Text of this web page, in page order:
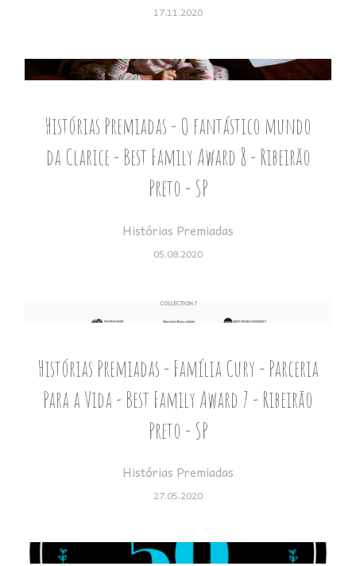
17.11.2020
Histórias Premiadas - O fantástico mundo
da Clarice - Best Family Award 8 - Ribeirão
Preto - SP
Histórias Premiadas
05.08.2020
Histórias Premiadas - Família Cury - Parceria
Para a Vida - Best Family Award 7 - Ribeirão
Preto - SP
Histórias Premiadas
27.05.2020